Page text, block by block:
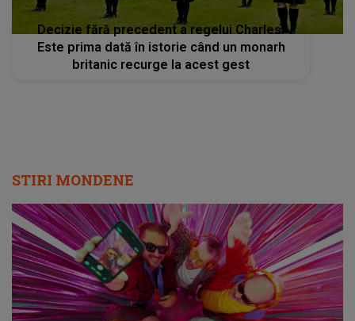
Decizie fără precedent a regelui Charles!
Este prima dată în istorie când un monarh
britanic recurge la acest gest
STIRI MONDENE